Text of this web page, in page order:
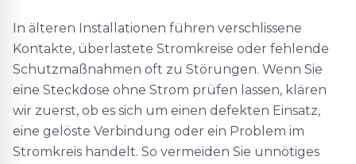
In älteren Installationen führen verschlissene
Kontakte, überlastete Stromkreise oder fehlende
Schutzmaßnahmen oft zu Störungen. Wenn Sie
eine Steckdose ohne Strom prüfen lassen, klären
wir zuerst, ob es sich um einen defekten Einsatz,
eine gelöste Verbindung oder ein Problem im
Stromkreis handelt. So vermeiden Sie unnötiges